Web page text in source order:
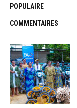
POPULAIRE
COMMENTAIRES